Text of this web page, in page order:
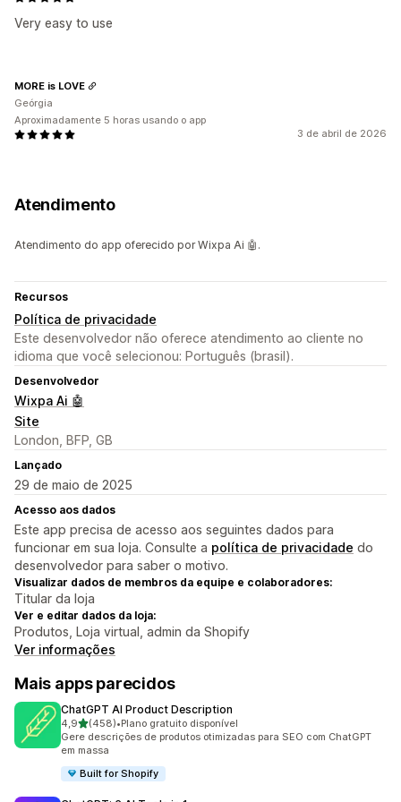
Very easy to use
3 de abril de 2026
MORE is LOVE
Geórgia
Aproximadamente 5 horas usando o app
Atendimento
Atendimento do app oferecido por Wixpa Ai 🤖.
Recursos
Política de privacidade
Este desenvolvedor não oferece atendimento ao cliente no
idioma que você selecionou: Português (brasil).
Desenvolvedor
Wixpa Ai 🤖
Site
London, BFP, GB
Lançado
29 de maio de 2025
Acesso aos dados
Este app precisa de acesso aos seguintes dados para
funcionar em sua loja. Consulte a política de privacidade do
desenvolvedor para saber o motivo.
Visualizar dados de membros da equipe e colaboradores:
Titular da loja
Ver e editar dados da loja:
Produtos, Loja virtual, admin da Shopify
Ver informações
Mais apps parecidos
ChatGPT AI Product Description
4,9de 5 estrelas
(458)
458 avaliações ao todo
•Plano gratuito disponível
Gere descrições de produtos otimizadas para SEO com ChatGPT
em massa
Built for Shopify